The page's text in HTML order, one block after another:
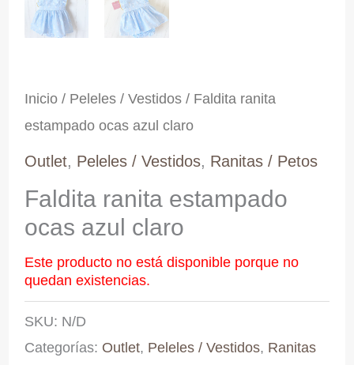
Inicio/ Peleles / Vestidos/ Faldita ranita
estampado ocas azul claro
Outlet, Peleles / Vestidos, Ranitas / Petos
Faldita ranita estampado
ocas azul claro
Este producto no está disponible porque no
quedan existencias.
SKU: N/D
Categorías: Outlet, Peleles / Vestidos, Ranitas